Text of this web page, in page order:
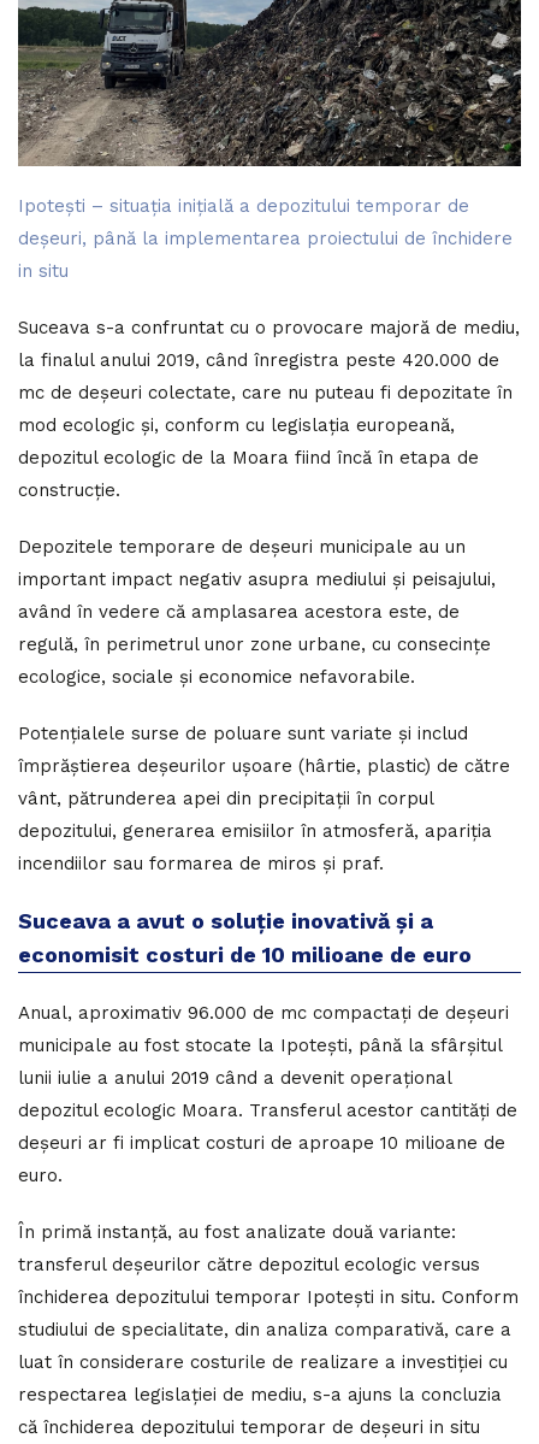
Ipotești – situația inițială a depozitului temporar de
deșeuri, până la implementarea proiectului de închidere
in situ
Suceava s-a confruntat cu o provocare majoră de mediu,
la finalul anului 2019, când înregistra peste 420.000 de
mc de deșeuri colectate, care nu puteau fi depozitate în
mod ecologic și, conform cu legislația europeană,
depozitul ecologic de la Moara fiind încă în etapa de
construcție.
Depozitele temporare de deșeuri municipale au un
important impact negativ asupra mediului și peisajului,
având în vedere că amplasarea acestora este, de
regulă, în perimetrul unor zone urbane, cu consecințe
ecologice, sociale și economice nefavorabile.
Potențialele surse de poluare sunt variate și includ
împrăștierea deșeurilor ușoare (hârtie, plastic) de către
vânt, pătrunderea apei din precipitații în corpul
depozitului, generarea emisiilor în atmosferă, apariția
incendiilor sau formarea de miros și praf.
Suceava a avut o soluție inovativă și a
economisit costuri de 10 milioane de euro
Anual, aproximativ 96.000 de mc compactați de deșeuri
municipale au fost stocate la Ipotești, până la sfârșitul
lunii iulie a anului 2019 când a devenit operațional
depozitul ecologic Moara. Transferul acestor cantități de
deșeuri ar fi implicat costuri de aproape 10 milioane de
euro.
În primă instanță, au fost analizate două variante:
transferul deșeurilor către depozitul ecologic versus
închiderea depozitului temporar Ipotești in situ. Conform
studiului de specialitate, din analiza comparativă, care a
luat în considerare costurile de realizare a investiţiei cu
respectarea legislației de mediu, s-a ajuns la concluzia
că închiderea depozitului temporar de deșeuri in situ